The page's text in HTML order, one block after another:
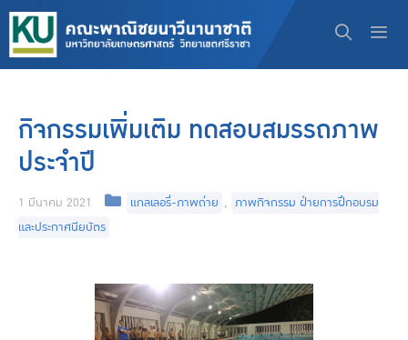
Skip
content
กิจกรรมเพิ่มเติม ทดสอบสมรรถภาพ
ประจำปี
1 มีนาคม 2021 Categories
แกลเลอรี่-ภาพถ่าย , ภาพกิจกรรม ฝ่ายการฝึกอบรม
และประกาศนียบัตร